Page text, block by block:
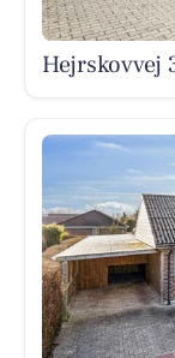
Hejrskovvej